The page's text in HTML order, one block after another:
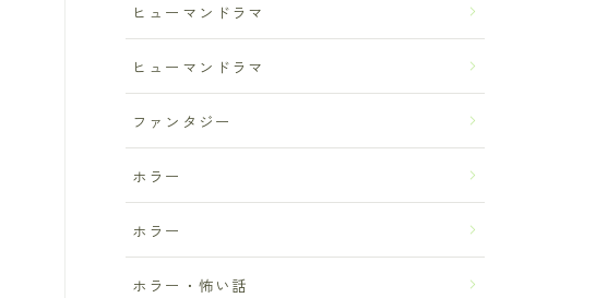
ヒューマンドラマ
ヒューマンドラマ
ファンタジー
ホラー
ホラー
ホラー・怖い話